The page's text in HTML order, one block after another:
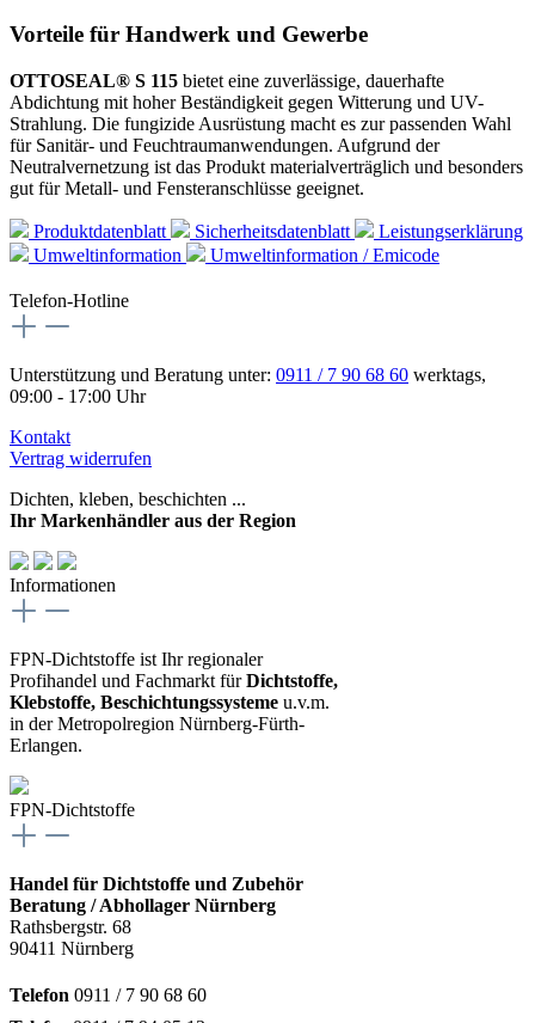
Vorteile für Handwerk und Gewerbe
OTTOSEAL® S 115 bietet eine zuverlässige, dauerhafte
Abdichtung mit hoher Beständigkeit gegen Witterung und UV-
Strahlung. Die fungizide Ausrüstung macht es zur passenden Wahl
für Sanitär- und Feuchtraumanwendungen. Aufgrund der
Neutralvernetzung ist das Produkt materialverträglich und besonders
gut für Metall- und Fensteranschlüsse geeignet.
Produktdatenblatt Sicherheitsdatenblatt
Leistungserklärung
Umweltinformation
Umweltinformation / Emicode
Telefon-Hotline
Unterstützung und Beratung unter: 0911 / 7 90 68 60 werktags,
09:00 - 17:00 Uhr
Kontakt
Vertrag widerrufen
Dichten, kleben, beschichten ...
Ihr Markenhändler aus der Region
Informationen
FPN-Dichtstoffe ist Ihr regionaler
Profihandel und Fachmarkt fürDichtstoffe,
Klebstoffe, Beschichtungssysteme u.v.m.
in der Metropolregion Nürnberg-Fürth-
Erlangen.
FPN-Dichtstoffe
Handel für Dichtstoffe und Zubehör
Beratung / Abhollager Nürnberg
Rathsbergstr. 68
90411 Nürnberg
Telefon 0911 / 7 90 68 60